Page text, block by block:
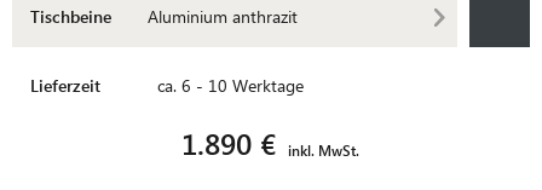
Tischbeine Aluminium anthrazit
Lieferzeit ca. 6 - 10 Werktage
1.890 € inkl. MwSt.